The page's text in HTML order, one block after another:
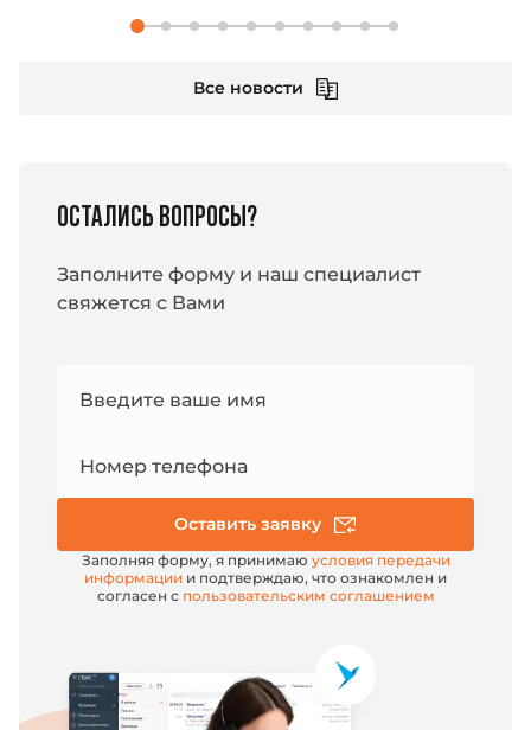
единый
Все новости
ОСТАЛИСЬ ВОПРОСЫ?
Заполните форму и наш специалист
свяжется с Вами
Введите ваше имя
Номер телефона
Номер
e-mail
Оставить заявку
Заполняя форму, я принимаю условия передачи
информации и подтверждаю, что ознакомлен и
согласен с пользовательским соглашением